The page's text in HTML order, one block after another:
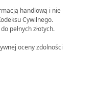
handlową i nie
Cywilnego.
pełnych złotych.
oceny zdolności